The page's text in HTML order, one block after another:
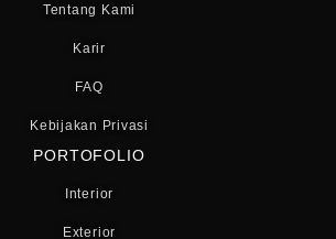
Tentang Kami
Karir
FAQ
Kebijakan Privasi
PORTOFOLIO
Interior
Exterior